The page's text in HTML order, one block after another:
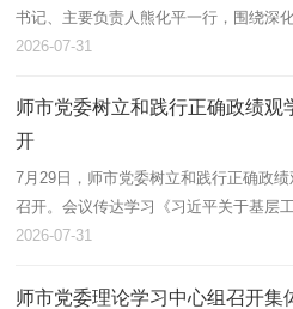
书记、主要负责人熊化平一行，围绕深
质量发展、实现互利共赢等方面座谈交
2026-07-31
师市党委树立和践行正确政绩观
开
7月29日，师市党委树立和践行正确政
召开。会议传达学习《习近平关于基层
基层工作方法的重要论述学习读本》精
2026-07-31
师市党委理论学习中心组召开集